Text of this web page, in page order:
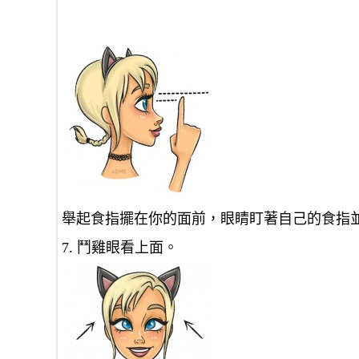
舉起食指擺在你的面前，眼睛盯著自己的食
7. 鬥雞眼看上面。